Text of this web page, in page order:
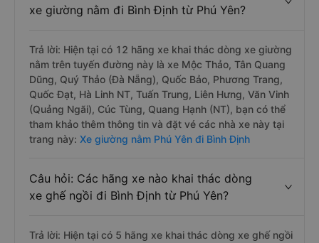
xe giường nằm đi Bình Định từ Phú Yên?
Trả lời: Hiện tại có 12 hãng xe khai thác dòng xe giường
nằm trên tuyến đường này là xe Mộc Thảo, Tân Quang
Dũng, Quý Thảo (Đà Nẵng), Quốc Bảo, Phương Trang,
Quốc Đạt, Hà Linh NT, Tuấn Trung, Liên Hưng, Văn Vinh
(Quảng Ngãi), Cúc Tùng, Quang Hạnh (NT), bạn có thể
tham khảo thêm thông tin và đặt vé các nhà xe này tại
trang này: Xe giường nằm Phú Yên đi Bình Định
Câu hỏi: Các hãng xe nào khai thác dòng
xe ghế ngồi đi Bình Định từ Phú Yên?
Trả lời: Hiện tại có 5 hãng xe khai thác dòng xe ghế ngồi